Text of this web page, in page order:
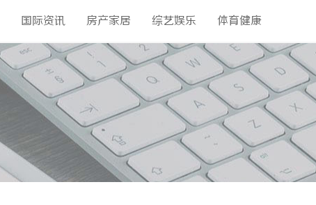
国际资讯 房产家居 综艺娱乐 体育健康